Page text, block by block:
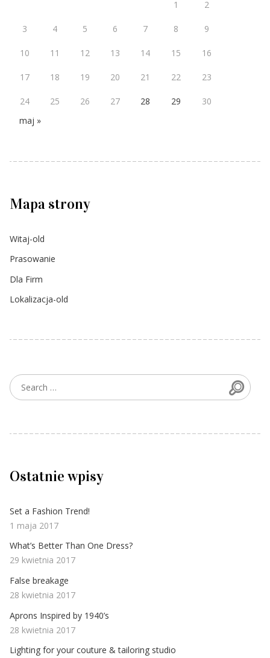
1 2
3 4 5 6 7 8 9
10 11 12 13 14 15 16
17 18 19 20 21 22 23
24 25 26 27 28 29
30
maj »
Mapa strony
Witaj-old
Prasowanie
Dla Firm
Lokalizacja-old
Search for:
Ostatnie wpisy
Set a Fashion Trend!
1 maja 2017
What’s Better Than One Dress?
29 kwietnia 2017
False breakage
28 kwietnia 2017
Aprons Inspired by 1940’s
28 kwietnia 2017
Lighting for your couture & tailoring studio